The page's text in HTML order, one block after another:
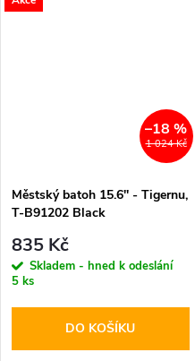
1 024 Kč
–18 %
Městský batoh 15.6'' - Tigernu,
T-B91202 Black
835 Kč
Skladem - hned k odeslání
5 ks
DO KOŠÍKU